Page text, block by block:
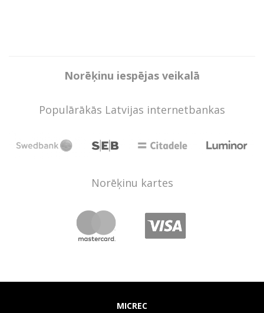
Norēķinu iespējas veikalā
Populārākās Latvijas internetbankas
Norēķinu kartes
MICREC